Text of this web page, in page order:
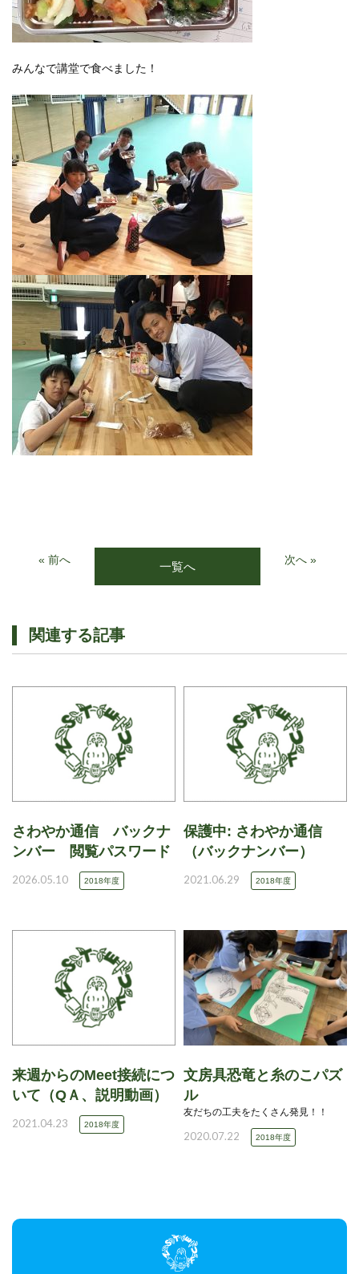
みんなで講堂で食べました！
« 前へ 一覧へ 次へ »
関連する記事
さわやか通信 バックナ
ンバー 閲覧パスワード
2026.05.10 2018年度
保護中: さわやか通信
（バックナンバー）
2021.06.29 2018年度
来週からのMeet接続につ
いて（QＡ、説明動画）
2021.04.23 2018年度
文房具恐竜と糸のこパズ
ル
友だちの工夫をたくさん発見！！
2020.07.22 2018年度